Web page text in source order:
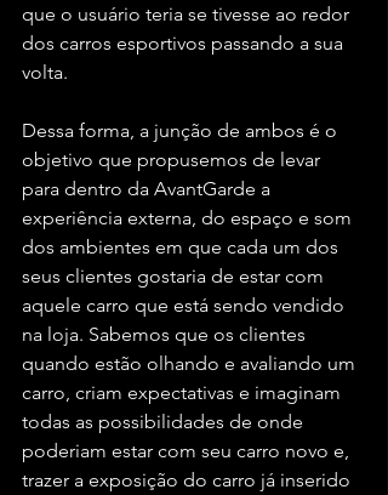
que o usuário teria se tivesse ao redor
dos carros esportivos passando a sua
volta.
Dessa forma, a junção de ambos é o
objetivo que propusemos de levar
para dentro da AvantGarde a
experiência externa, do espaço e som
dos ambientes em que cada um dos
seus clientes gostaria de estar com
aquele carro que está sendo vendido
na loja. Sabemos que os clientes
quando estão olhando e avaliando um
carro, criam expectativas e imaginam
todas as possibilidades de onde
poderiam estar com seu carro novo e,
trazer a exposição do carro já inserido